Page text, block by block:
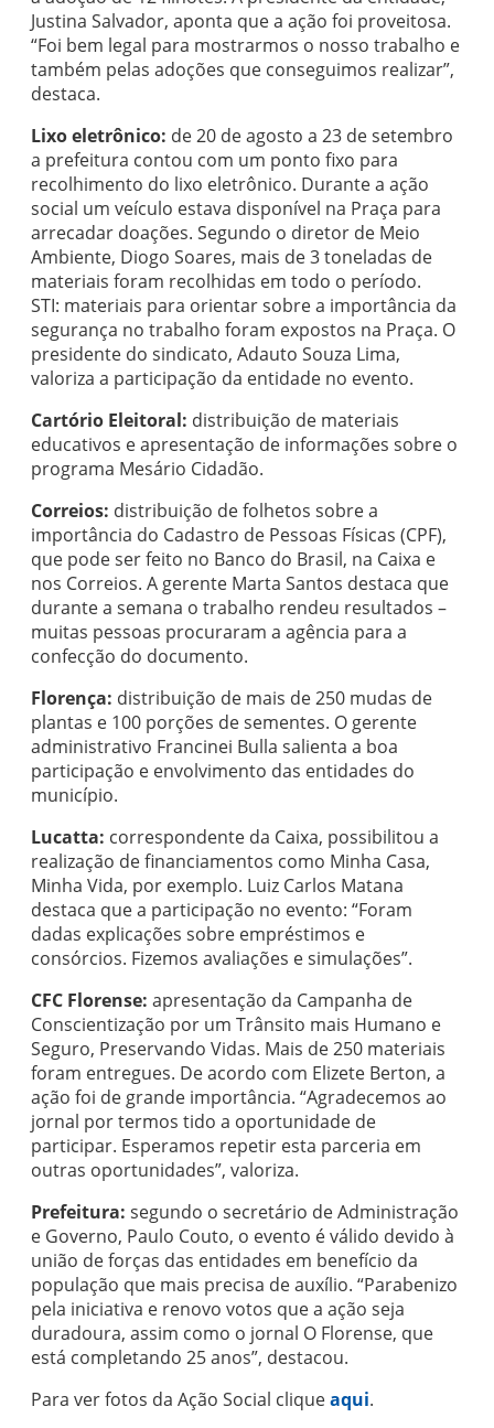
Justina Salvador, aponta que a ação foi proveitosa.
“Foi bem legal para mostrarmos o nosso trabalho e
também pelas adoções que conseguimos realizar”,
destaca.
Lixo eletrônico: de 20 de agosto a 23 de setembro
a prefeitura contou com um ponto fixo para
recolhimento do lixo eletrônico. Durante a ação
social um veículo estava disponível na Praça para
arrecadar doações. Segundo o diretor de Meio
Ambiente, Diogo Soares, mais de 3 toneladas de
materiais foram recolhidas em todo o período.
STI: materiais para orientar sobre a importância da
segurança no trabalho foram expostos na Praça. O
presidente do sindicato, Adauto Souza Lima,
valoriza a participação da entidade no evento.
Cartório Eleitoral: distribuição de materiais
educativos e apresentação de informações sobre o
programa Mesário Cidadão.
Correios: distribuição de folhetos sobre a
importância do Cadastro de Pessoas Físicas (CPF),
que pode ser feito no Banco do Brasil, na Caixa e
nos Correios. A gerente Marta Santos destaca que
durante a semana o trabalho rendeu resultados –
muitas pessoas procuraram a agência para a
confecção do documento.
Florença: distribuição de mais de 250 mudas de
plantas e 100 porções de sementes. O gerente
administrativo Francinei Bulla salienta a boa
participação e envolvimento das entidades do
município.
Lucatta: correspondente da Caixa, possibilitou a
realização de financiamentos como Minha Casa,
Minha Vida, por exemplo. Luiz Carlos Matana
destaca que a participação no evento: “Foram
dadas explicações sobre empréstimos e
consórcios. Fizemos avaliações e simulações”.
CFC Florense: apresentação da Campanha de
Conscientização por um Trânsito mais Humano e
Seguro, Preservando Vidas. Mais de 250 materiais
foram entregues. De acordo com Elizete Berton, a
ação foi de grande importância. “Agradecemos ao
jornal por termos tido a oportunidade de
participar. Esperamos repetir esta parceria em
outras oportunidades”, valoriza.
Prefeitura: segundo o secretário de Administração
e Governo, Paulo Couto, o evento é válido devido à
união de forças das entidades em benefício da
população que mais precisa de auxílio. “Parabenizo
pela iniciativa e renovo votos que a ação seja
duradoura, assim como o jornal O Florense, que
está completando 25 anos”, destacou.
Para ver fotos da Ação Social cliqueaqui.